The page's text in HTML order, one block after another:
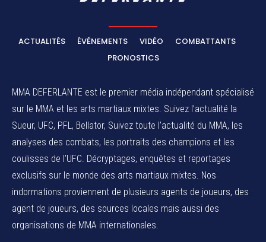
ACTUALITÉS ÉVÉNEMENTS VIDÉO
COMBATTANTS
PRONOSTICS
MMA DEFERLANTE est le premier média indépendant spécialisé
sur le MMA et les arts martiaux mixtes. Suivez l’actualité la
Sueur, UFC, PFL, Bellator, Suivez toute l’actualité du MMA, les
analyses des combats, les portraits des champions et les
coulisses de l’UFC. Décryptages, enquêtes et reportages
exclusifs sur le monde des arts martiaux mixtes. Nos
indormations proviennent de plusieurs agents de joueurs, des
agent de joueurs, des sources locales mais aussi des
organisations de MMA internationales.